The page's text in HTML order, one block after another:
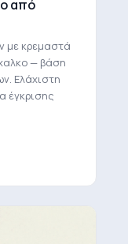
από
με κρεμαστά
— βάση
Ελάχιστη
έγκρισης